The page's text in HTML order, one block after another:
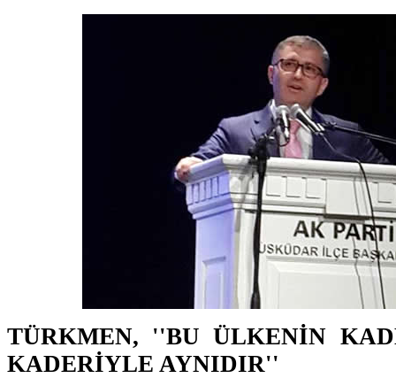
TÜRKMEN, ''BU ÜLKENİN
KADERİYLE AYNIDIR''